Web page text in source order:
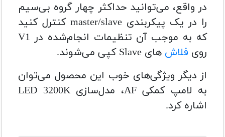
در واقع، می‌توانید حداکثر چهار گروه بی‌سیم
را در یک پیکربندی master/slave کنترل کنید
که به موجب آن تنظیمات انجام‌شده در V1
روی فلاش‌ های Slave کپی می‌شوند.
از دیگر ویژگی‌های خوب این محصول می‌توان
به لامپ کمکی AF، مدل‌سازی LED 3200K
اشاره کرد.